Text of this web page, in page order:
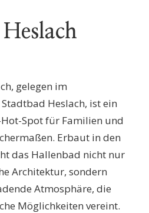
gelegen im
Heslach, ist ein
Spot für Familien und
Erbaut in den
das Hallenbad nicht nur
Architektur, sondern
Atmosphäre, die
Möglichkeiten vereint.